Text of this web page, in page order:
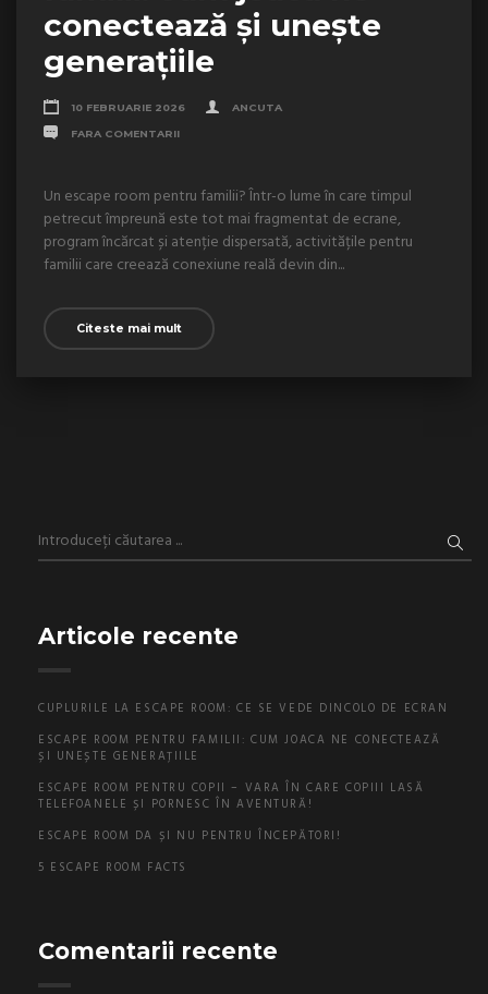
conectează și unește
generațiile
10 FEBRUARIE 2026 ANCUTA
FARA COMENTARII
Un escape room pentru familii? Într-o lume în care timpul
petrecut împreună este tot mai fragmentat de ecrane,
program încărcat și atenție dispersată, activitățile pentru
familii care creează conexiune reală devin din...
Citeste mai mult
Articole recente
CUPLURILE LA ESCAPE ROOM: CE SE VEDE DINCOLO DE ECRAN
ESCAPE ROOM PENTRU FAMILII: CUM JOACA NE CONECTEAZĂ
ȘI UNEȘTE GENERAȚIILE
ESCAPE ROOM PENTRU COPII – VARA ÎN CARE COPIII LASĂ
TELEFOANELE ȘI PORNESC ÎN AVENTURĂ!
ESCAPE ROOM DA ȘI NU PENTRU ÎNCEPĂTORI!
5 ESCAPE ROOM FACTS
Comentarii recente